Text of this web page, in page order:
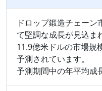
ドロップ鍛造チェー
て堅調な成長が見込ま
11.9億米ドルの市場規
予測されています。
予測期間中の年平均成